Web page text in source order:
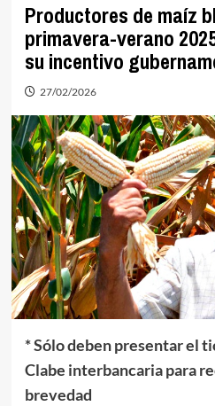
Productores de maíz
primavera-verano
su incentivo
27/02/2026
* Sólo deben presentar el
Clabe interbancaria para
brevedad